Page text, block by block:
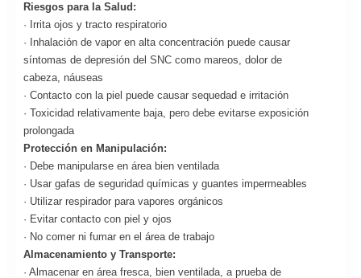
Riesgos para la Salud:
· Irrita ojos y tracto respiratorio
· Inhalación de vapor en alta concentración puede causar
síntomas de depresión del SNC como mareos, dolor de
cabeza, náuseas
· Contacto con la piel puede causar sequedad e irritación
· Toxicidad relativamente baja, pero debe evitarse exposición
prolongada
Protección en Manipulación:
· Debe manipularse en área bien ventilada
· Usar gafas de seguridad químicas y guantes impermeables
· Utilizar respirador para vapores orgánicos
· Evitar contacto con piel y ojos
· No comer ni fumar en el área de trabajo
Almacenamiento y Transporte:
· Almacenar en área fresca, bien ventilada, a prueba de